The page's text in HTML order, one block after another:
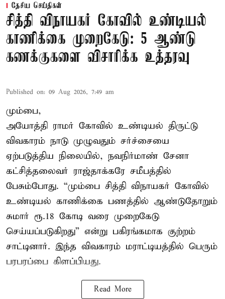
தேசிய செய்திகள்
சித்தி விநாயகர் கோவில் உண்டியல்
காணிக்கை முறைகேடு: 5 ஆண்டு
கணக்குகளை விசாரிக்க உத்தரவு
Published on: 09 Aug 2026, 7:49 am
மும்பை,
அயோத்தி ராமர் கோவில் உண்டியல் திருட்டு
விவகாரம் நாடு முழுவதும் சர்ச்சையை
ஏற்படுத்திய நிலையில், நவநிர்மாண் சேனா
கட்சித்தலைவர் ராஜ்தாக்கரே சமீபத்தில்
பேசும்போது. “மும்பை சித்தி விநாயகர் கோவில்
உண்டியல் காணிக்கை பணத்தில் ஆண்டுதோறும்
சுமார் ரூ.18 கோடி வரை முறைகேடு
செய்யப்படுகிறது” என்று பகிரங்கமாக குற்றம்
சாட்டினார். இந்த விவகாரம் மராட்டியத்தில் பெரும்
பரபரப்பை கிளப்பியது.
Read More